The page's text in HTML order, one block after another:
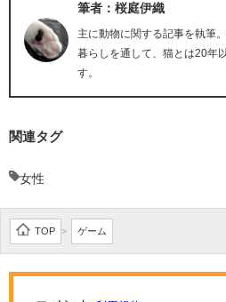
筆者：桜庭伊織
主に動物に関する記事を執筆
暮らしを通して、猫とは20年
す。
関連タグ
女性
TOP > ゲーム